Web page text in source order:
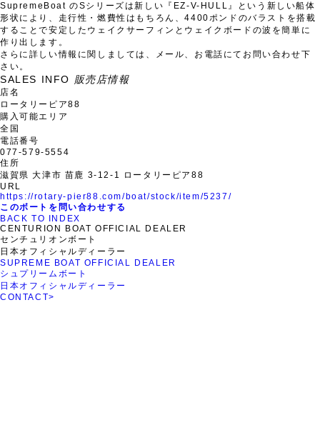
SupremeBoat のSシリーズは新しい『EZ-V-HULL』という新しい船体
形状により、走行性・燃費性はもちろん、4400ポンドのバラストを搭載
することで安定したウェイクサーフィンとウェイクボードの波を簡単に
作り出します。
さらに詳しい情報に関しましては、メール、お電話にてお問い合わせ下
さい。
SALES INFO 販売店情報
店名
ロータリーピア88
購入可能エリア
全国
電話番号
077-579-5554
住所
滋賀県 大津市 苗鹿 3-12-1 ロータリーピア88
URL
https://rotary-pier88.com/boat/stock/item/5237/
このボートを問い合わせする
BACK TO INDEX
CENTURION BOAT OFFICIAL DEALER
センチュリオンボート
日本オフィシャルディーラー
SUPREME BOAT OFFICIAL DEALER
シュプリームボート
日本オフィシャルディーラー
CONTACT>